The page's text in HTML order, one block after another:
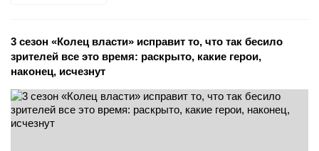
3 сезон «Колец власти» исправит то, что так бесило
зрителей все это время: раскрыто, какие герои,
наконец, исчезнут